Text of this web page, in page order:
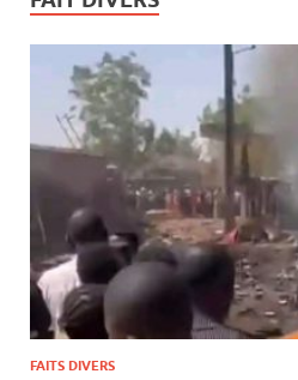
FAITS DIVERS